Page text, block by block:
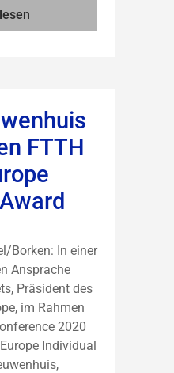
FTTH
Borken: In einer
Ansprache
Präsident des
im Rahmen
2020
Individual